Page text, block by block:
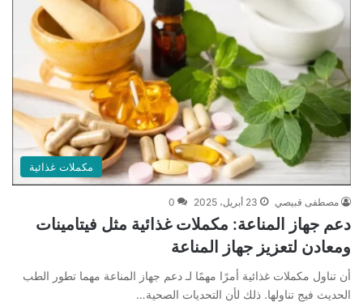
مكملات غذائية
مصطفى قبيصي 23 أبريل، 2025 0
دعم جهاز المناعة: مكملات غذائية مثل فيتامينات
ومعادن لتعزيز جهاز المناعة
أن تناول مكملات غذائية أمرًا مهمًا لـ دعم جهاز المناعة مهما تطور الطب
الحديث فيج تناولها. ذلك لأن التحديات الصحية…